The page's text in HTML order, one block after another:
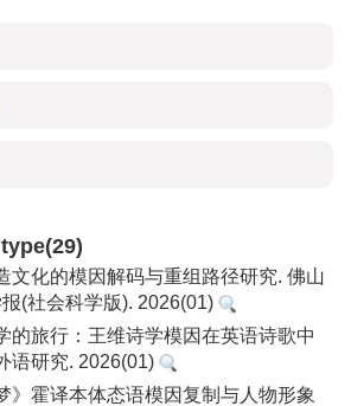
文化的模因解码与重组路径研究. 佛山
(社会科学版). 2026(01)
的旅行：王维诗学模因在英语诗歌中
语研究. 2026(01)
》霍译本体态语模因复制与人物形象